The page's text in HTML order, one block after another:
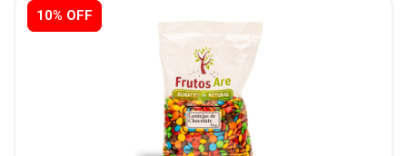
10% OFF
10% OFF